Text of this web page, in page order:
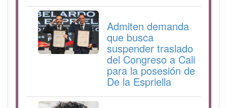
Admiten demanda
que busca
suspender traslado
del Congreso a Cali
para la posesión de
De la Espriella